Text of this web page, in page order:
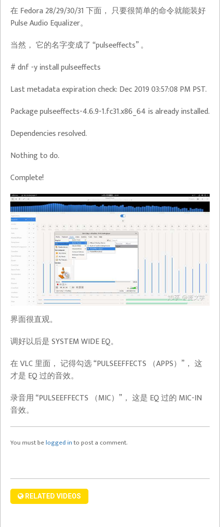
在 Fedora 28/29/30/31 下面， 只要很简单的命令就能装好
Pulse Audio Equalizer。
当然， 它的名字变成了 “pulseeffects” 。
# dnf -y install pulseeffects
Last metadata expiration check: Dec 2019 03:57:08 PM PST.
Package pulseeffects-4.6.9-1.fc31.x86_64 is already installed.
Dependencies resolved.
Nothing to do.
Complete!
界面很直观。
调好以后是 SYSTEM WIDE EQ。
在 VLC 里面， 记得勾选 “PULSEEFFECTS （APPS）”， 这
才是 EQ 过的音效。
录音用 “PULSEEFFECTS （MIC）”， 这是 EQ 过的 MIC-IN
音效。
You must belogged into post a comment.
RELATED VIDEOS
Free
Recorder
wxRECand
.apk
从
零
开
始
重
的
ABSOFUNKINGLUTELY
—
Windows
wxAXpro
AirPlay/HomePod
Player/Sender
频
发
送